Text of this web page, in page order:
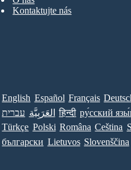
Kontaktujte nás
English Español Français
עברית العَرَبِيَّة हिन्दी ру́сский
Türkçe Polski Româna Ceština
български Lietuvos Slovenščina